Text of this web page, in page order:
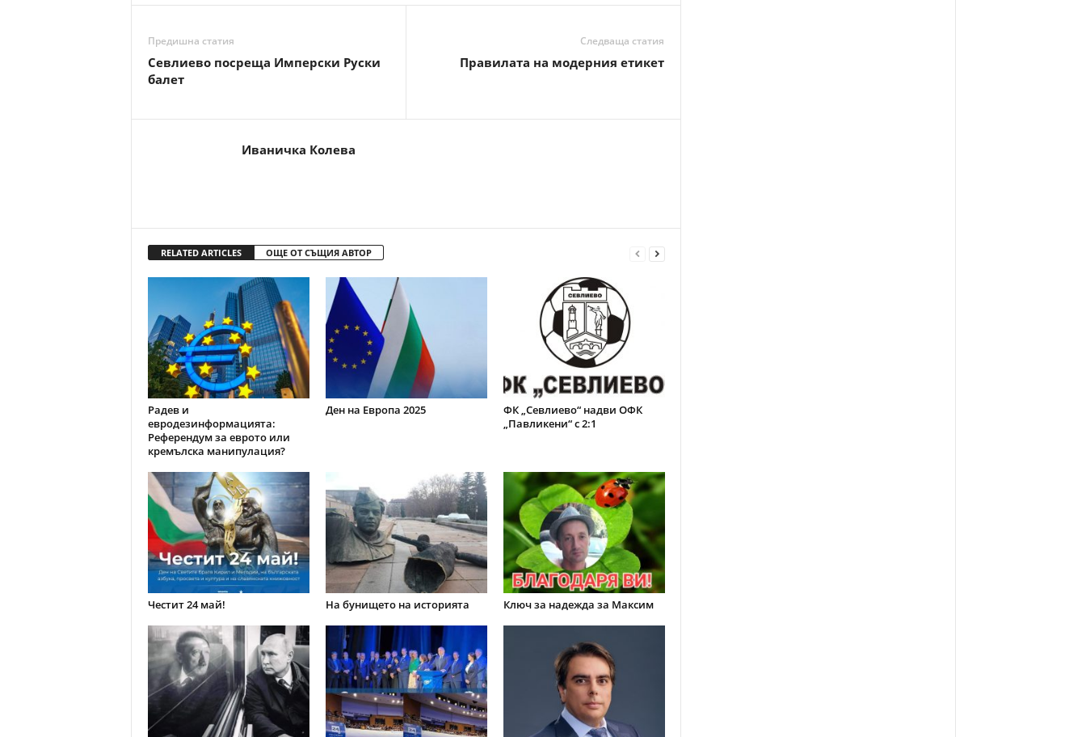
Предишна статия
Севлиево посреща Имперски Руски
балет
Следваща статия
Правилата на модерния етикет
Иваничка Колева
RELATED ARTICLES ОЩЕ ОТ СЪЩИЯ АВТОР
Радев и
евродезинформацията:
Референдум за еврото или
кремълска манипулация?
Ден на Европа 2025
ФК „Севлиево“ надви ОФК
„Павликени“ с 2:1
Честит 24 май! На бунището на историята Ключ за надежда за Максим